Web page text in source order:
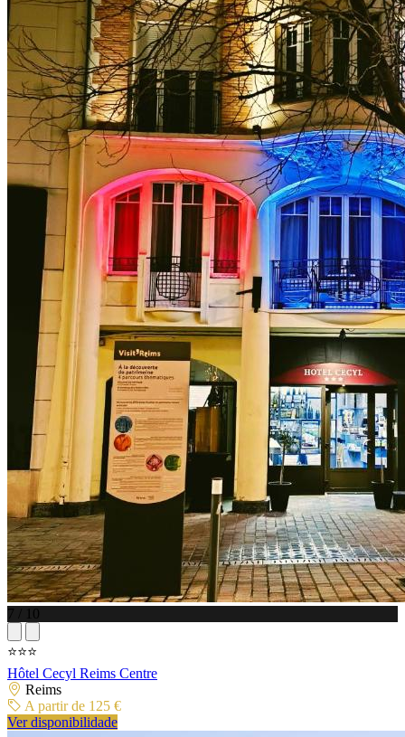
7 / 10
⭐⭐⭐
Hôtel Cecyl Reims Centre
Reims
A partir de 125 €
Ver disponibilidade